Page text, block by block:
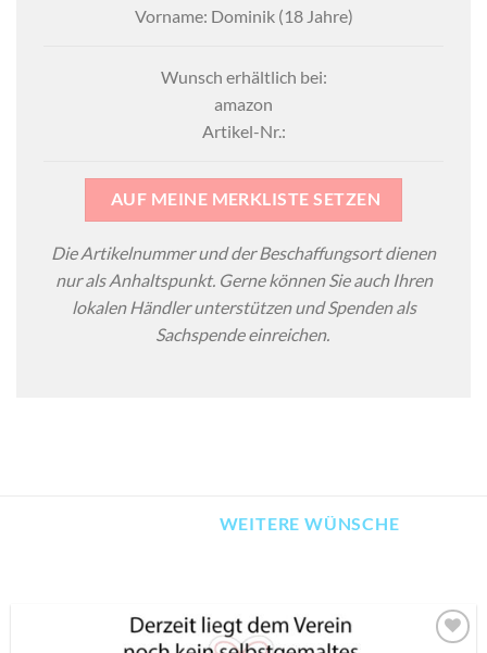
Vorname: Dominik (18 Jahre)
Wunsch erhältlich bei:
amazon
Artikel-Nr.:
AUF MEINE MERKLISTE SETZEN
Die Artikelnummer und der Beschaffungsort dienen
nur als Anhaltspunkt. Gerne können Sie auch Ihren
lokalen Händler unterstützen und Spenden als
Sachspende einreichen.
WEITERE WÜNSCHE